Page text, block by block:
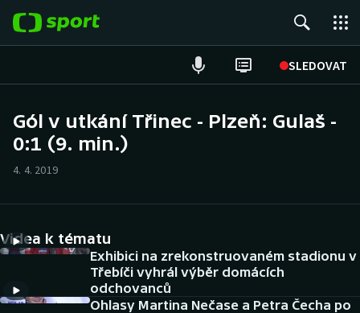
SLEDOVAT
Hokej
Cyklistika
DALŠÍ SPORTY
Gól v utkání Třinec - Plzeň: Gulaš -
0:1 (9. min.)
4. 4. 2019
Videa k tématu
Exhibici na zrekonstruovaném stadionu v
Třebíči vyhrál výběr domácích
odchovanců
Ohlasy Martina Nečase a Petra Čecha po